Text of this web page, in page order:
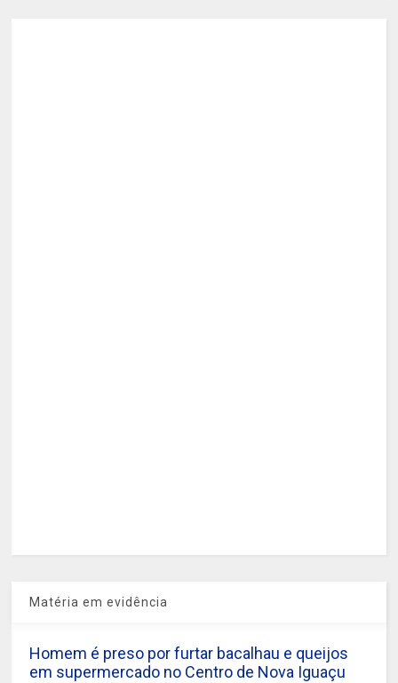
Matéria em evidência
Homem é preso por furtar bacalhau e queijos
em supermercado no Centro de Nova Iguaçu